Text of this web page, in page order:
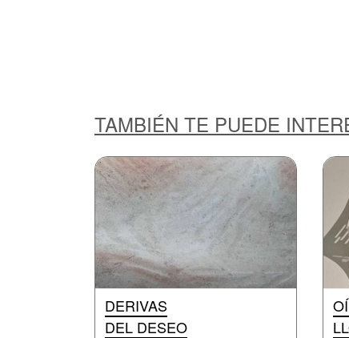
TAMBIÉN TE PUEDE
DERIVAS
DEL DESEO